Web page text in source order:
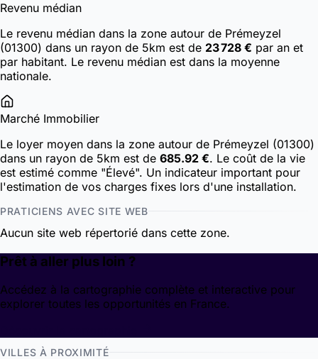
Revenu médian
Le revenu médian dans la zone autour de Prémeyzel
(01300) dans un rayon de 5km est de 23 728 € par an et
par habitant. Le revenu médian est dans la moyenne
nationale.
Marché Immobilier
Le loyer moyen dans la zone autour de Prémeyzel (01300)
dans un rayon de 5km est de 685.92 €. Le coût de la vie
est estimé comme "Élevé". Un indicateur important pour
l'estimation de vos charges fixes lors d'une installation.
PRATICIENS AVEC SITE WEB
Aucun site web répertorié dans cette zone.
Prêt à aller plus loin ?
Accédez à la cartographie complète et interactive pour
explorer toutes les opportunités en France.
VILLES À PROXIMITÉ